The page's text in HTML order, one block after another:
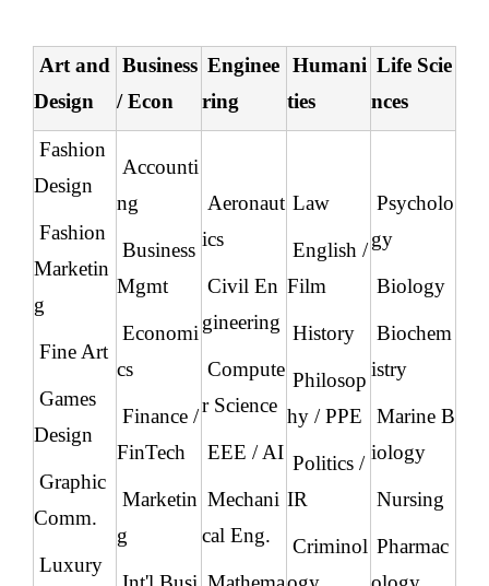
Art and
Design
Business
/ Econ
Enginee
ring
Humani
ties
Life Scie
nces
Fashion
Design
Fashion
Marketin
g
Fine Art
Games
Design
Graphic
Comm.
Luxury
Accounti
ng
Business
Mgmt
Economi
cs
Finance /
FinTech
Marketin
g
Aeronaut
ics
Civil En
gineering
Compute
r Science
EEE / AI
Mechani
cal Eng.
Law
English /
Film
History
Philosop
hy / PPE
Politics /
IR
Criminol
Psycholo
gy
Biology
Biochem
istry
Marine B
iology
Nursing
Pharmac